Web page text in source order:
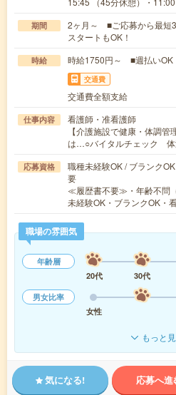
期間
2ヶ月～ ■ご応募から最短
スタートもOK！
時給 時給1750円～ ■週払いOK
交通費
交通費全額支給
仕事内容
看護師・准看護師
【介護施設で健康・体調
は…○バイタルチェック
応募資格
職種未経験OK / ブランク
要
≪履歴書不要≫・年齢不問
未経験OK・ブランクOK・
職場の雰囲気
年齢層
20代
30代
男女比率
女性
もっと
気になる! 応募へ進